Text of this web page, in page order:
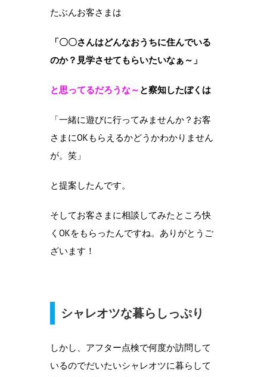
たぶんお客さまは
「〇〇さんはどんなおうちに住んでいる
のか？見学させてもらいたいなぁ～」
と思ってるだろうな～ と察知したぼくは
「一緒に遊びに行ってみませんか？お客
さまにOKもらえるかどうかわかりません
が。笑」
と提案したんです。
そしてお客さまに相談してみたところ快
くOKをもらったんですね。ありがとうご
ざいます！
シャレオツな暮らしっぷり
しかし、アフター点検で何度か訪問して
いるのでだいたいシャレオツに暮らして